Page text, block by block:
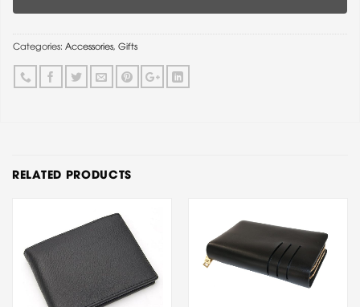
Categories: Accessories, Gifts
RELATED PRODUCTS